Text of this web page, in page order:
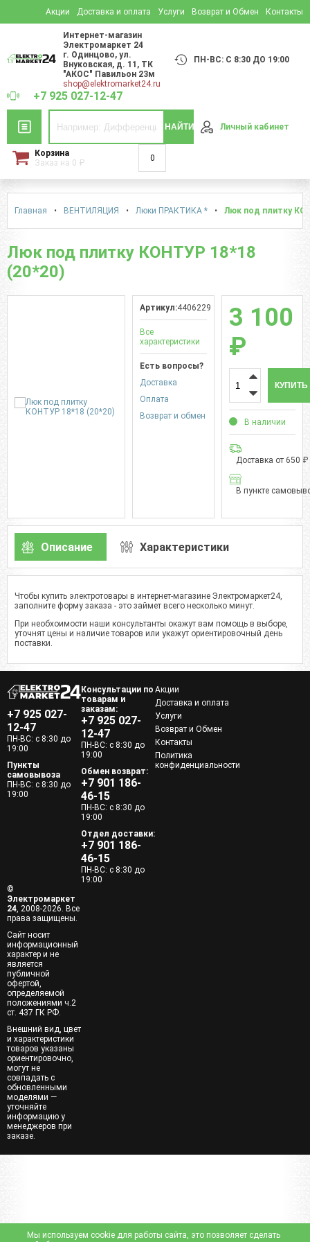
Акции Доставка и оплата Услуги Возврат и Обмен Контакты
Интернет-магазин
Электромаркет 24
г. Одинцово,ул.
Внуковская, д. 11 , ТК
"АКОС" Павильон 23м
shop@elektromarket24.ru
ПН-ВС: С 8:30 ДО 19:00
+7 925 027-12-47
НАЙТИ Личный кабинет
Корзина
Заказ на 0 ₽ 0
Главная • ВЕНТИЛЯЦИЯ • Люки ПРАКТИКА * • Люк под плитку
Люк под плитку КОНТУР 18*18
(20*20)
Артикул:4406229
Все
характеристики
Есть вопросы?
Доставка
Оплата
Возврат и обмен
3 100
₽
КУПИТЬ
В наличии
Доставка от 650 ₽
В пункте
Описание Характеристики
Чтобы купить электротовары в интернет-магазине Электромаркет24,
заполните форму заказа - это займет всего несколько минут.
При необхоимости наши консультанты окажут вам помощь в выборе,
уточнят цены и наличие товаров или укажут ориентировочный день
поставки.
+7 925 027-
12-47
ПН-ВС: с 8:30 до
19:00
Пункты
самовывоза
ПН-ВС: с 8:30 до
19:00
Консультации по
товарам и
заказам:
+7 925 027-
12-47
ПН-ВС: с 8:30 до
19:00
Обмен возврат:
+7 901 186-
46-15
ПН-ВС: с 8:30 до
19:00
Отдел доставки:
+7 901 186-
46-15
ПН-ВС: с 8:30 до
19:00
Акции
Доставка и оплата
Услуги
Возврат и Обмен
Контакты
Политика
конфиденциальности
©
Электромаркет
24, 2008-2026. Все
права защищены.
Сайт носит
информационный
характер и не
является
публичной
офертой,
определяемой
положениями ч.2
ст. 437 ГК РФ.
Внешний вид, цвет
и характеристики
товаров указаны
ориентировочно,
могут не
совпадать с
обновленными
моделями —
уточняйте
информацию у
менеджеров при
заказе.
Мы используем cookie для работы сайта, это позволяет сделать